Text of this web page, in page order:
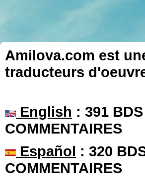
Amilova.com est
traducteurs
English : 391
COMMENTAIRES
Español : 320
COMMENTAIRES